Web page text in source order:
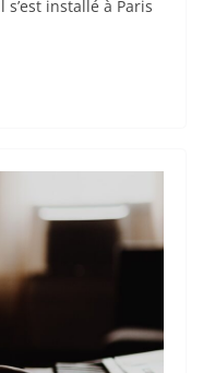
installé à Paris